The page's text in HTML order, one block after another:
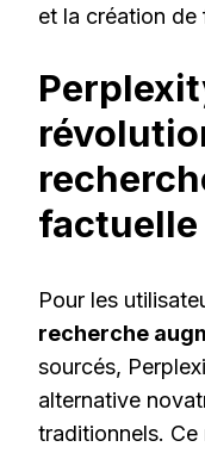
et la création de
factuelle
Pour les
recherche
sourcés,
alternative
traditionnels. Ce